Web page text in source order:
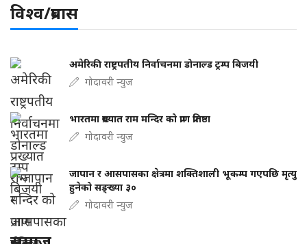
विश्व/प्रबास
अमेरिकी राष्ट्रपतीय निर्वाचनमा डोनाल्ड ट्रम्प बिजयी
गोदावरी न्युज
भारतमा प्रख्यात राम मन्दिर को प्राण प्रतिष्ठा
गोदावरी न्युज
जापान र आसपासका क्षेत्रमा शक्तिशाली भूकम्प गएपछि मृत्यु
हुनेको सङ्ख्या ३०
गोदावरी न्युज